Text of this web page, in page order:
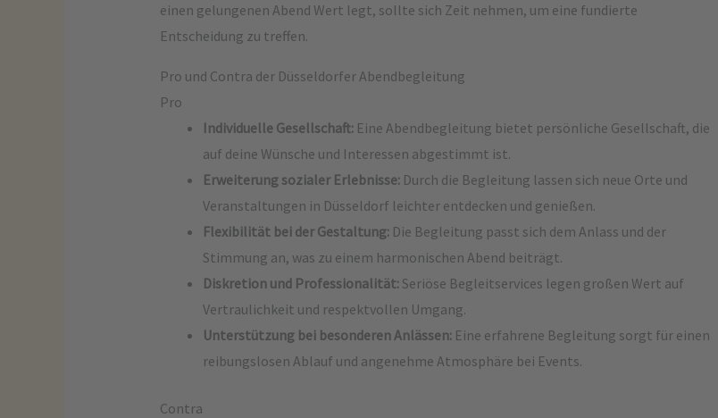
einen gelungenen Abend Wert legt, sollte sich Zeit nehmen, um eine fundierte
Entscheidung zu treffen.
Pro und Contra der Düsseldorfer Abendbegleitung
Pro
Individuelle Gesellschaft:Eine Abendbegleitung bietet persönliche Gesellschaft, die
auf deine Wünsche und Interessen abgestimmt ist.
Erweiterung sozialer Erlebnisse:Durch die Begleitung lassen sich neue Orte und
Veranstaltungen in Düsseldorf leichter entdecken und genießen.
Flexibilität bei der Gestaltung:Die Begleitung passt sich dem Anlass und der
Stimmung an, was zu einem harmonischen Abend beiträgt.
Diskretion und Professionalität:Seriöse Begleitservices legen großen Wert auf
Vertraulichkeit und respektvollen Umgang.
Unterstützung bei besonderen Anlässen:Eine erfahrene Begleitung sorgt für einen
reibungslosen Ablauf und angenehme Atmosphäre bei Events.
Contra